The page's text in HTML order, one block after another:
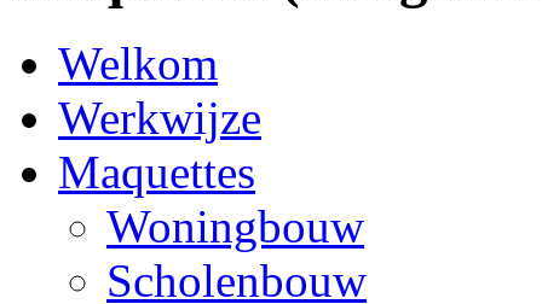
Welkom
Werkwijze
Maquettes
Woningbouw
Scholenbouw